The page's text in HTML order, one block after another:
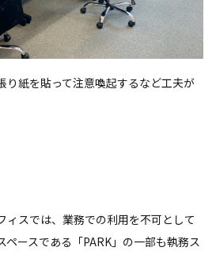
紙を貼って注意喚起するなど工夫が
ィスでは、業務での利用を不可として
ペースである「PARK」の一部も執務ス